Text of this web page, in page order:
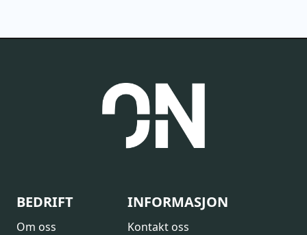
BEDRIFT
Om oss
INFORMASJON
Kontakt oss